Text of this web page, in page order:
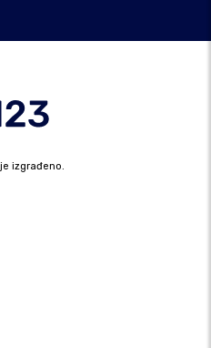
izgrađeno.